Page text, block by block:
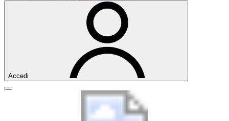
Accedi